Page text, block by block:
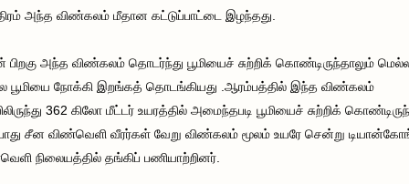
அந்த விண்கலம் மீதான கட்டுப்பாட்டை இழந்தது.
அந்த விண்கலம் தொடர்ந்து பூமியைச் சுற்றிக் கொண்டிருந்தாலும்
பூமியை நோக்கி இறங்கத் தொடங்கியது .ஆரம்பத்தில் இந்த விண்கலம்
362 கிலோ மீட்டர் உயரத்தில் அமைந்தபடி பூமியைச் சுற்றிக்
சீன விண்வெளி வீரர்கள் வேறு விண்கலம் மூலம் உயரே சென்று
நிலையத்தில் தங்கிப் பணியாற்றினர்.